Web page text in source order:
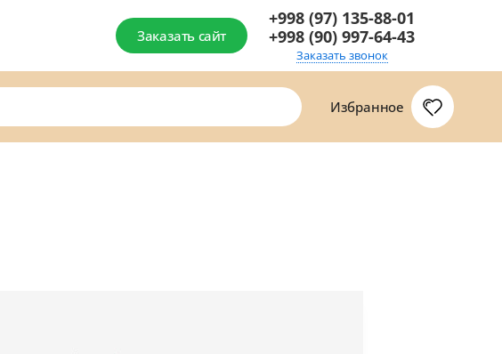
Заказать сайт
+998 (97) 135-88-01
+998 (90) 997-64-43
Заказать звонок
Избранное